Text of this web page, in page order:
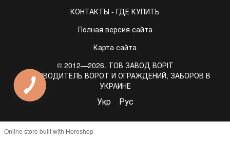
КОНТАКТЫ - ГДЕ КУПИТЬ
Полная версия сайта
Карта сайта
© 2012—2026. ТОВ ЗАВОД ВОРІТ
ПРОИЗВОДИТЕЛЬ ВОРОТ И ОГРАЖДЕНИЙ, ЗАБОРОВ В
УКРАИНЕ
Укр Рус
Online store built with Horoshop